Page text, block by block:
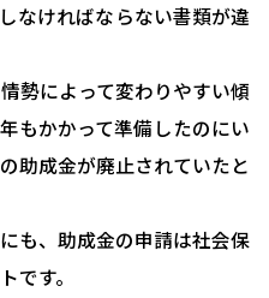
て
て
なければならない書類が違
勢によって変わりやすい傾
もかかって準備したのにい
助成金が廃止されていたと
も、助成金の申請は社会保
です。